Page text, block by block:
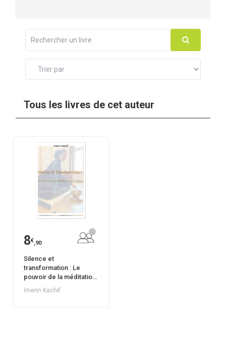
Tous les livres de cet auteur
8€,90
Silence et
transformation : Le
pouvoir de la méditation
des origines
Imenn Kachif